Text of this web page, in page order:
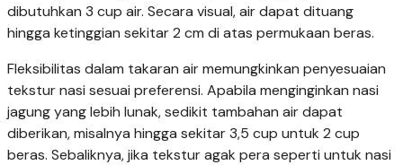
dibutuhkan 3 cup air. Secara visual, air dapat dituang
hingga ketinggian sekitar 2 cm di atas permukaan beras.
Fleksibilitas dalam takaran air memungkinkan penyesuaian
tekstur nasi sesuai preferensi. Apabila menginginkan nasi
jagung yang lebih lunak, sedikit tambahan air dapat
diberikan, misalnya hingga sekitar 3,5 cup untuk 2 cup
beras. Sebaliknya, jika tekstur agak pera seperti untuk nasi